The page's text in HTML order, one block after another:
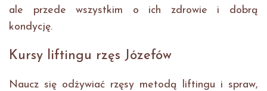
ale przede wszystkim o ich zdrowie i dobrą
kondycję.
Kursy liftingu rzęs Józefów
Naucz się odżywiać rzęsy metodą liftingu i spraw,